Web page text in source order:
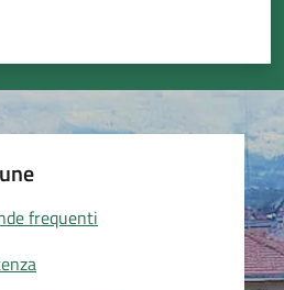
su 5
su 5
5
frequenti